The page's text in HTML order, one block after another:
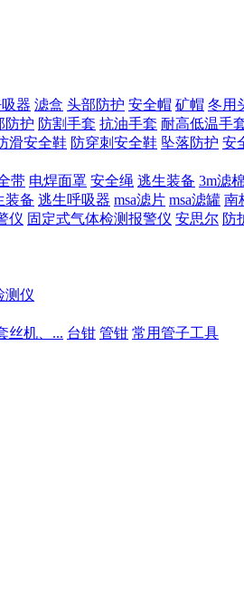
器 滤盒 头部防护 安全帽 矿帽 冬用
防护 防割手套 抗油手套 耐高低温手
滑安全鞋 防穿刺安全鞋 坠落防护 安
带 电焊面罩 安全绳 逃生装备 3m滤棉
装备 逃生呼吸器 msa滤片 msa滤罐 南
仪 固定式气体检测报警仪 安思尔 防
测仪
丝机、... 台钳 管钳 常用管子工具